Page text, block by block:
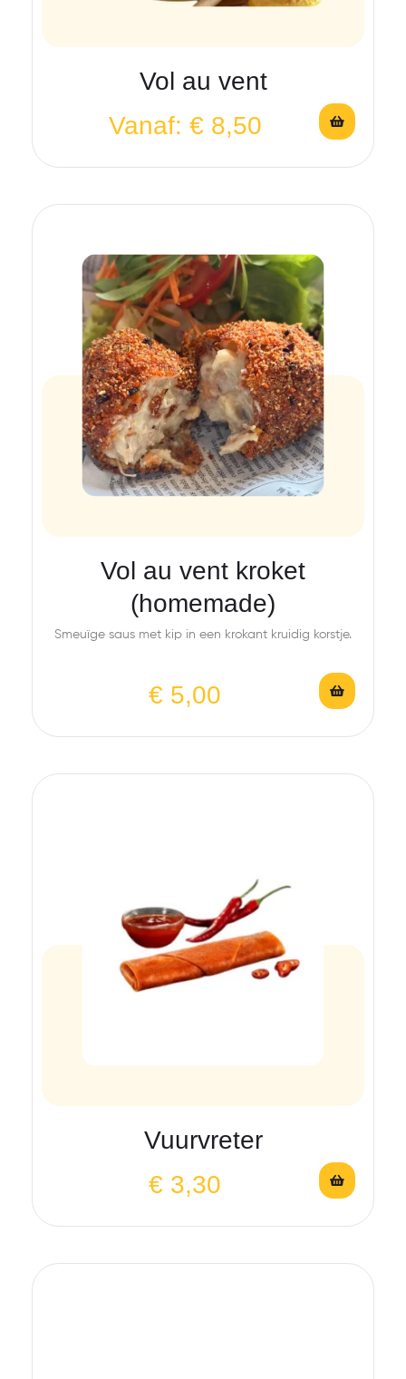
Vol au vent
Vanaf: € 8,50
Vol au vent kroket
(homemade)
Smeuïge saus met kip in een krokant kruidig korstje.
€ 5,00
Vuurvreter
€ 3,30